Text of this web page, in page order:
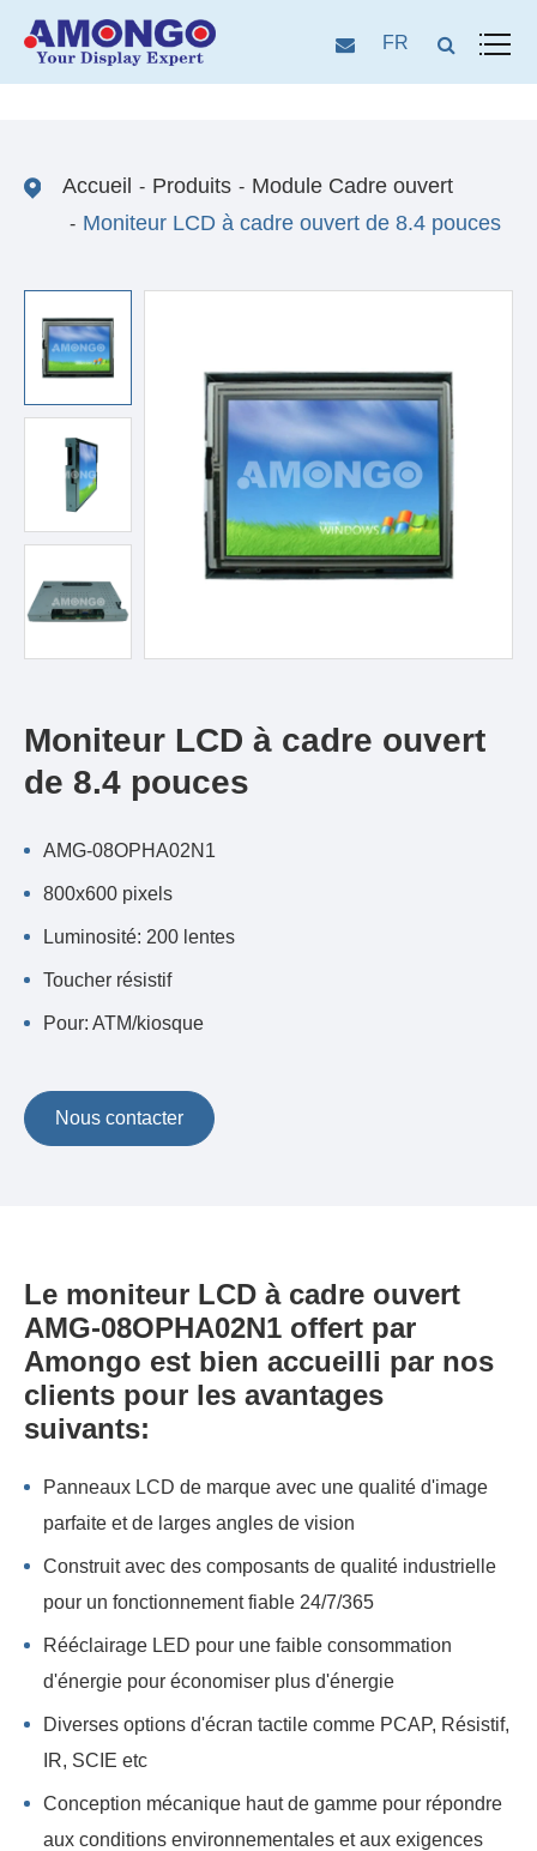
FR
Accueil Produits
Module Cadre ouvert
Moniteur LCD à cadre ouvert de 8.4 pouces
Moniteur LCD à cadre ouvert
de 8.4 pouces
AMG-08OPHA02N1
800x600 pixels
Luminosité: 200 lentes
Toucher résistif
Pour: ATM/kiosque
Nous contacter
Le moniteur LCD à cadre ouvert
AMG-08OPHA02N1 offert par
Amongo est bien accueilli par nos
clients pour les avantages
suivants:
Panneaux LCD de marque avec une qualité d'image
parfaite et de larges angles de vision
Construit avec des composants de qualité industrielle
pour un fonctionnement fiable 24/7/365
Rééclairage LED pour une faible consommation
d'énergie pour économiser plus d'énergie
Diverses options d'écran tactile comme PCAP, Résistif,
IR, SCIE etc
Conception mécanique haut de gamme pour répondre
aux conditions environnementales et aux exigences